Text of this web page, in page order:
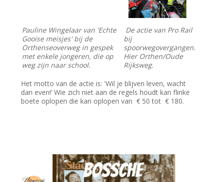
Pauline Wingelaar van 'Echte
Gooise meisjes' bij de
Orthenseoverweg in gespek
met enkele jongeren, die op
weg zijn naar school.
De actie van Pro Rail
bij
spoorwegovergangen.
Hier Orthen/Oude
Rijksweg.
Het motto van de actie is: 'Wil je blijven leven, wacht
dan even!’ Wie zich niet aan de regels houdt kan flinke
boete oplopen die kan oplopen van € 50 tot € 180.